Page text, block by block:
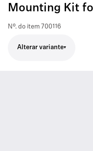
Mounting Kit
Nº. do item 700116
Alterar variante